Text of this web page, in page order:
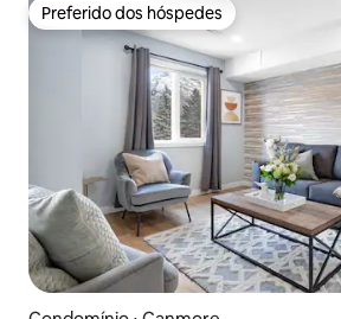
Preferido dos hóspedes
Preferido dos hóspedes